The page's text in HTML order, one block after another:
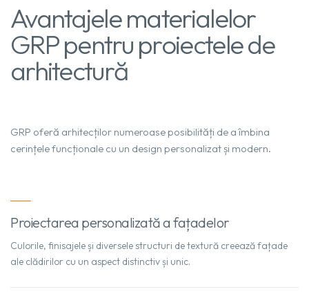
Avantajele materialelor
GRP pentru proiectele de
arhitectură
GRP oferă arhitecților numeroase posibilități de a îmbina
cerințele funcționale cu un design personalizat și modern.
Proiectarea personalizată a fațadelor
Culorile, finisajele și diversele structuri de textură creează fațade
ale clădirilor cu un aspect distinctiv și unic.